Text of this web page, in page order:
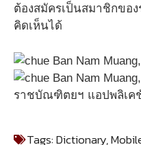
ต้องสมัครเป็นสมาชิกขอ
คิดเห็นได้
ราชบัณฑิตยฯ แอปพลิเค
Tags:Dictionary,